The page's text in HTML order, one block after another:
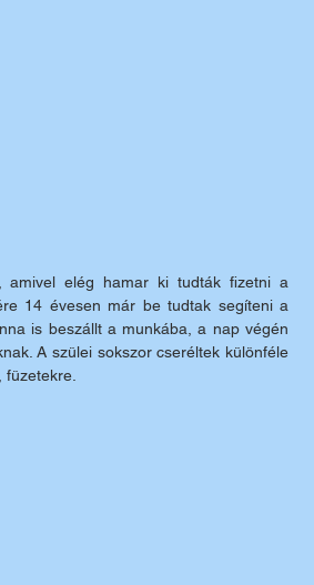
amivel elég hamar ki tudták fizetni a
14 évesen már be tudtak segíteni a
is beszállt a munkába, a nap végén
A szülei sokszor cseréltek különféle
füzetekre.